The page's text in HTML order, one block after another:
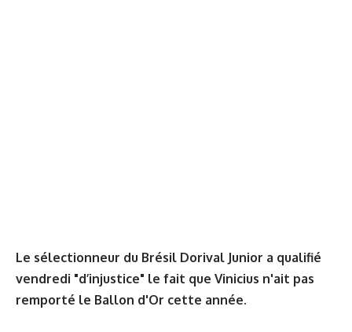
Le sélectionneur du Brésil Dorival Junior a qualifié
vendredi "d’injustice" le fait que Vinicius n'ait pas
remporté le Ballon d'Or cette année.